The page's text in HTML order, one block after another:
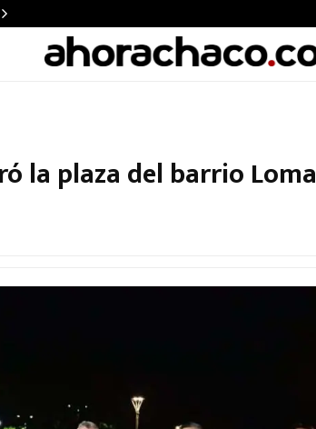
la plaza del barrio Loma